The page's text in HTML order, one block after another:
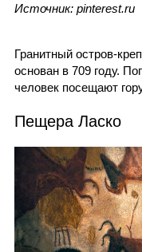
Источник: pinterest.ru
Гранитный остров-
основан в 709 году.
человек посещают
Пещера Ласко